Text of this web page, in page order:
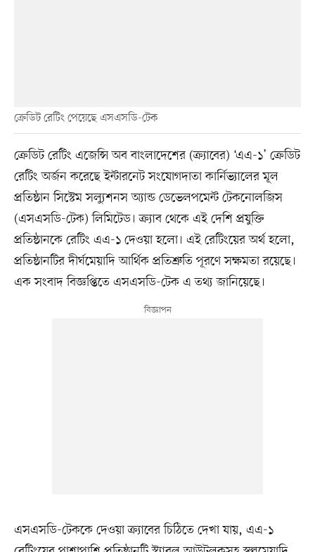
ক্রেডিট রেটিং পেয়েছে এসএসডি-টেক
ক্রেডিট রেটিং এজেন্সি অব বাংলাদেশের (ক্র্যাবের) ‘এএ-১’ ক্রেডিট
রেটিং অর্জন করেছে ইন্টারনেট সংযোগদাতা কার্নিভ্যালের মূল
প্রতিষ্ঠান সিস্টেম সল্যুশনস অ্যান্ড ডেভেলপমেন্ট টেকনোলজিস
(এসএসডি-টেক) লিমিটেড। ক্র্যাব থেকে এই দেশি প্রযুক্তি
প্রতিষ্ঠানকে রেটিং এএ-১ দেওয়া হলো। এই রেটিংয়ের অর্থ হলো,
প্রতিষ্ঠানটির দীর্ঘমেয়াদি আর্থিক প্রতিশ্রুতি পূরণে সক্ষমতা রয়েছে।
এক সংবাদ বিজ্ঞপ্তিতে এসএসডি-টেক এ তথ্য জানিয়েছে।
এসএসডি-টেককে দেওয়া ক্র্যাবের চিঠিতে দেখা যায়, এএ-১